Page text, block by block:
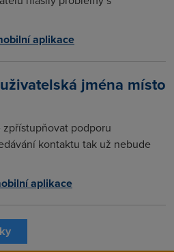
aplikace
jména místo
podporu
kontaktu tak už nebude
aplikace